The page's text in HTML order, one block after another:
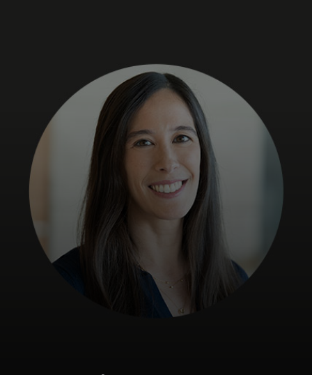
สำหรับธุรกิจ
เพื่อโลก
สำหรับผู้สร้างนวัตกรรม
ข่าวสารและแนวโน้ม